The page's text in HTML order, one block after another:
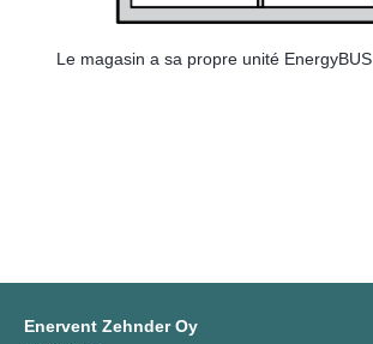
Le magasin a sa propre unité EnergyBUS
Enervent Zehnder Oy